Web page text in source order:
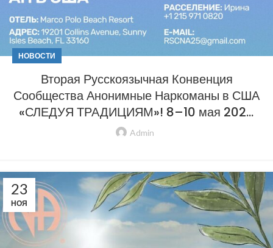
НОВОСТИ
Вторая Русскоязычная Конвенция
Сообщества Анонимные Наркоманы в США
«СЛЕДУЯ ТРАДИЦИЯМ»! 8–10 мая 2026
года
Admin
23
НОЯ